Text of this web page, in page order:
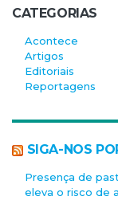
CATEGORIAS
Acontece
Artigos
Editoriais
Reportagens
SIGA-NOS
Presença de
eleva o risco de